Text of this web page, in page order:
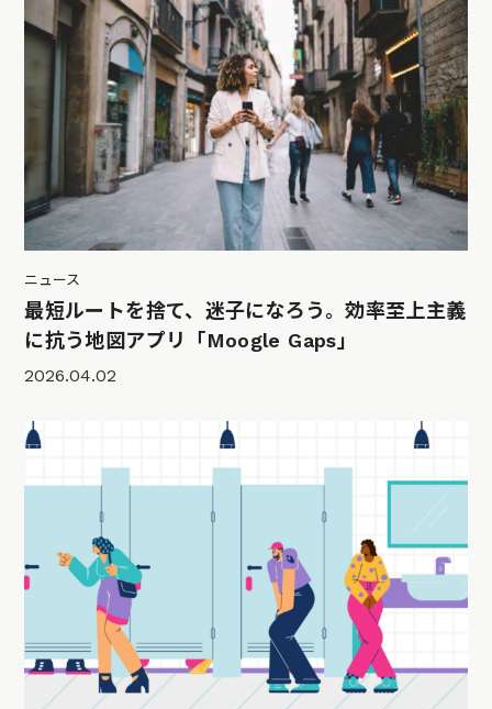
ニュース
最短ルートを捨て、迷子になろう。効率至上主義
に抗う地図アプリ「Moogle Gaps」
2026.04.02